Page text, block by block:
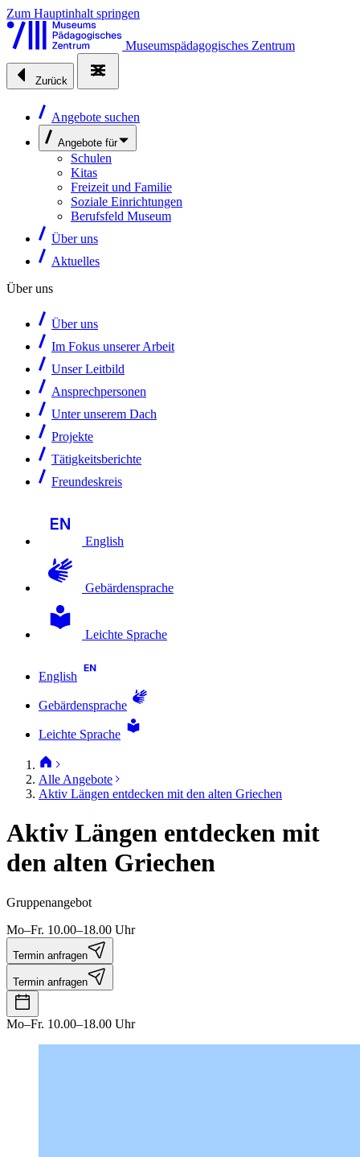
Zum Hauptinhalt springen
Museumspädagogisches Zentrum
Zurück
Angebote suchen
Angebote für
Schulen
Kitas
Freizeit und Familie
Soziale Einrichtungen
Berufsfeld Museum
Über uns
Aktuelles
Über uns
Über uns
Im Fokus unserer Arbeit
Unser Leitbild
Ansprechpersonen
Unter unserem Dach
Projekte
Tätigkeitsberichte
Freundeskreis
English
Gebärdensprache
Leichte Sprache
English
Gebärdensprache
Leichte Sprache
Alle Angebote
Aktiv Längen entdecken mit den alten Griechen
Aktiv Längen entdecken mit
den alten Griechen
Gruppenangebot
Mo–Fr. 10.00–18.00 Uhr
Termin anfragen
Termin anfragen
Mo–Fr. 10.00–18.00 Uhr